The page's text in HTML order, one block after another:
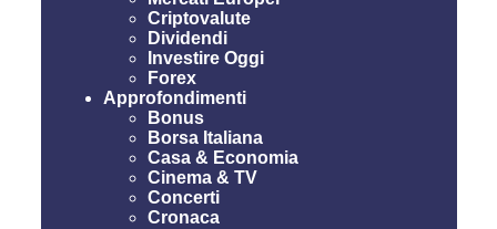
Criptovalute
Dividendi
Investire Oggi
Forex
Approfondimenti
Bonus
Borsa Italiana
Casa & Economia
Cinema & TV
Concerti
Cronaca